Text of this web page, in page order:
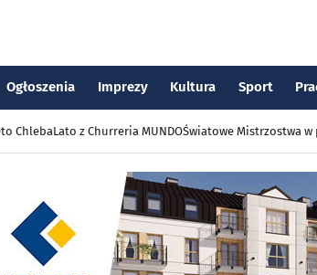
Ogłoszenia Imprezy Kultura Sport
ChlebaLato z Churreria MUNDOŚwiatowe Mistrzostwa